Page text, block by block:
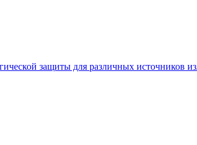
защиты для различных источников